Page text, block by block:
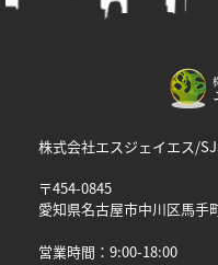
株式会社エスジェイエス/
〒454-0845
愛知県名古屋市中川区馬手
営業時間：9:00-18:00